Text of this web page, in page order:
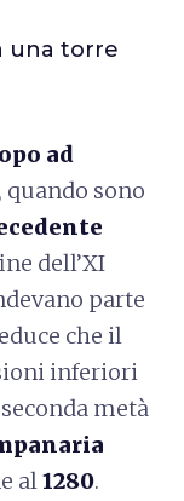
una torre
ad
quando sono
dell’XI
parte
che il
inferiori
metà
al1280.